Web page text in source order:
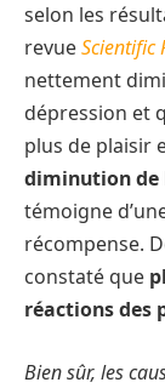
selon les
revueScientific
nettement
dépression et
plus de plaisir
diminution de
témoigne
récompense.
constaté que
réactions des
Bien sûr, les